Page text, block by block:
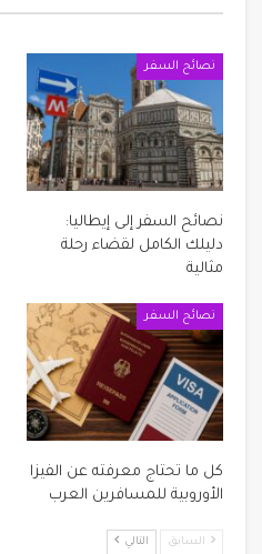
نصائح السفر
نصائح السفر إلى إيطاليا:
دليلك الكامل لقضاء رحلة
مثالية
نصائح السفر
كل ما تحتاج معرفته عن الفيزا
الأوروبية للمسافرين العرب
السابق التالي